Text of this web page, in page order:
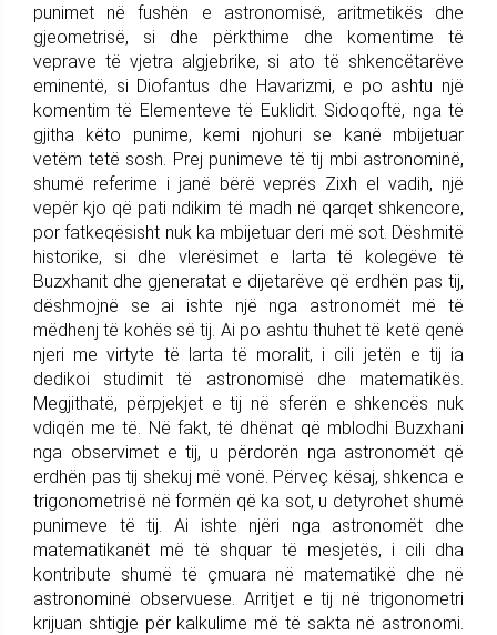
punimet në fushën e astronomisë, aritmetikës dhe
gjeometrisë, si dhe përkthime dhe komentime të
veprave të vjetra algjebrike, si ato të shkencëtarëve
eminentë, si Diofantus dhe Havarizmi, e po ashtu një
komentim të Elementeve të Euklidit. Sidoqoftë, nga të
gjitha këto punime, kemi njohuri se kanë mbijetuar
vetëm tetë sosh. Prej punimeve të tij mbi astronominë,
shumë referime i janë bërë veprës Zixh el vadih, një
vepër kjo që pati ndikim të madh në qarqet shkencore,
por fatkeqësisht nuk ka mbijetuar deri më sot. Dëshmitë
historike, si dhe vlerësimet e larta të kolegëve të
Buzxhanit dhe gjeneratat e dijetarëve që erdhën pas tij,
dëshmojnë se ai ishte një nga astronomët më të
mëdhenj të kohës së tij. Ai po ashtu thuhet të ketë qenë
njeri me virtyte të larta të moralit, i cili jetën e tij ia
dedikoi studimit të astronomisë dhe matematikës.
Megjithatë, përpjekjet e tij në sferën e shkencës nuk
vdiqën me të. Në fakt, të dhënat që mblodhi Buzxhani
nga observimet e tij, u përdorën nga astronomët që
erdhën pas tij shekuj më vonë. Përveç kësaj, shkenca e
trigonometrisë në formën që ka sot, u detyrohet shumë
punimeve të tij. Ai ishte njëri nga astronomët dhe
matematikanët më të shquar të mesjetës, i cili dha
kontribute shumë të çmuara në matematikë dhe në
astronominë observuese. Arritjet e tij në trigonometri
krijuan shtigje për kalkulime më të sakta në astronomi.